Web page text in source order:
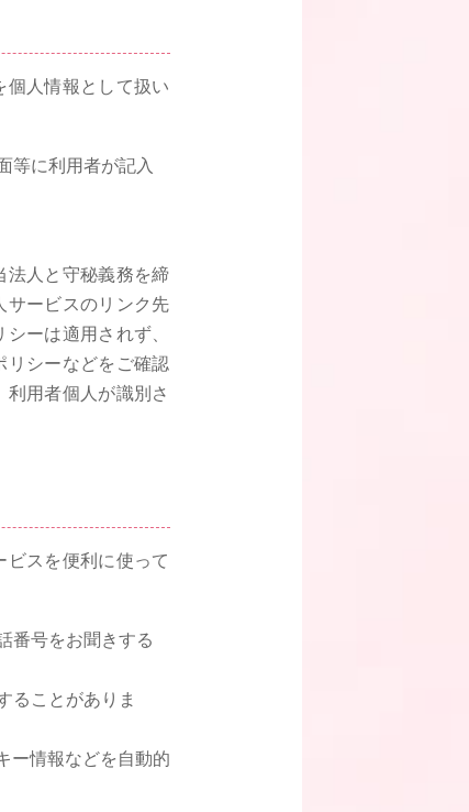
個人情報として扱い
等に利用者が記入
法人と守秘義務を締
サービスのリンク先
ーは適用されず、
リシーなどをご確認
用者個人が識別さ
スを便利に使って
番号をお聞きする
ることがありま
ー情報などを自動的